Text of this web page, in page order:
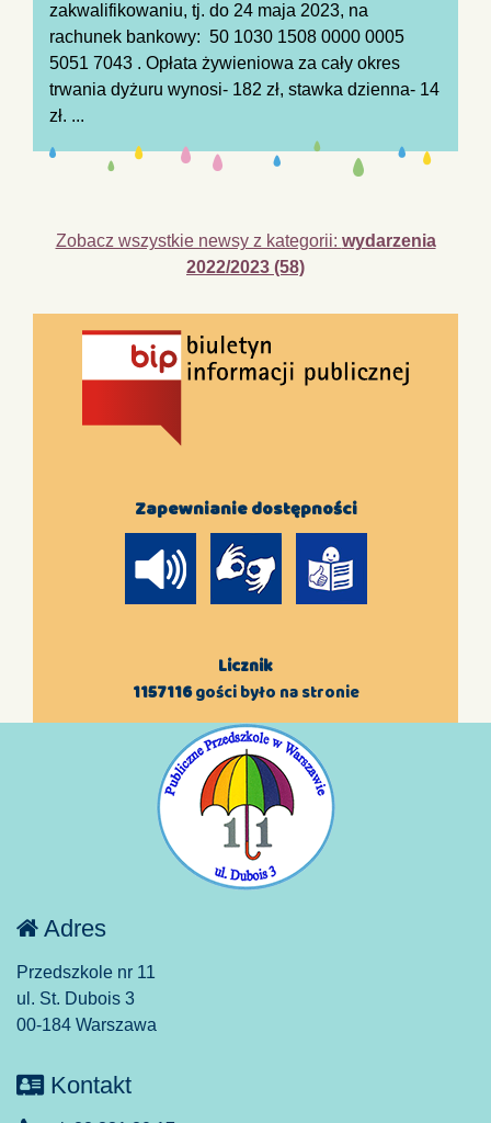
zakwalifikowaniu, tj. do 24 maja 2023, na
rachunek bankowy: 50 1030 1508 0000 0005
5051 7043 . Opłata żywieniowa za cały okres
trwania dyżuru wynosi- 182 zł, stawka dzienna- 14
zł. ...
Zobacz wszystkie newsy z kategorii: wydarzenia
2022/2023 (58)
Zapewnianie dostępności
Licznik
1157116gości było na stronie
Adres
Przedszkole nr 11
ul. St. Dubois 3
00-184 Warszawa
Kontakt